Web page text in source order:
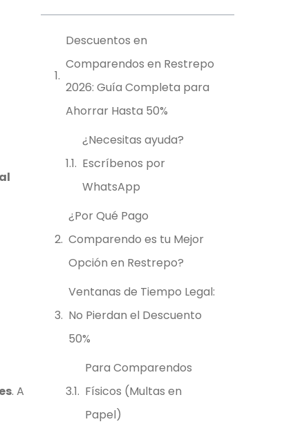
. A
Descuentos en
Comparendos en Restrepo
2026: Guía Completa para
Ahorrar Hasta 50%
¿Necesitas ayuda?
Escríbenos por
WhatsApp
¿Por Qué Pago
Comparendo es tu Mejor
Opción en Restrepo?
Ventanas de Tiempo Legal:
No Pierdan el Descuento
50%
Para Comparendos
Físicos (Multas en
Papel)